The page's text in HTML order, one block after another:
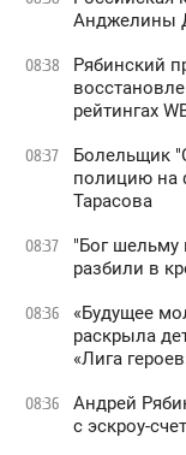
Анджелины
08:38
Рябинский
рейтингах
08:37
Болельщик
полицию на
Тарасова
08:37
"Бог шельму
разбили в
08:36
«Будущее
раскрыла
«Лига
08:36
Андрей
с эскроу-